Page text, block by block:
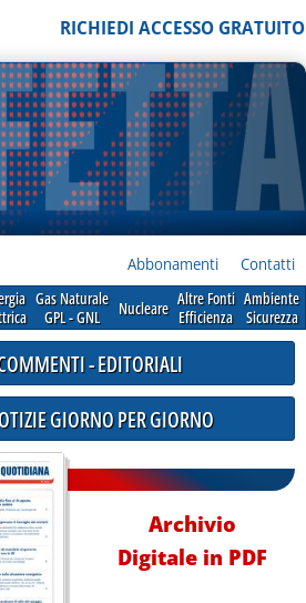
RICHIEDI ACCESSO GRATUITO
Abbonamenti Contatti
Gas Naturale
GPL - GNL
Nucleare Altre Fonti
Efficienza
Ambiente
Sicurezza
- EDITORIALI
GIORNO PER GIORNO
Archivio
Digitale in PDF